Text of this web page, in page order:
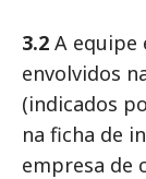
3.2 A equipe
envolvidos
(indicados
na ficha de
empresa de